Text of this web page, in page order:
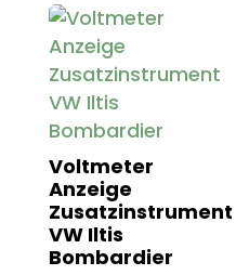
Voltmeter
Anzeige
Zusatzinstrument
VW Iltis
Bombardier